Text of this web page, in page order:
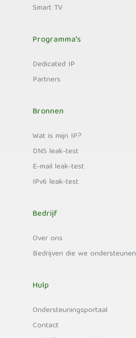
Smart TV
Programma's
Dedicated IP
Partners
Bronnen
Wat is mijn IP?
DNS leak-test
E-mail leak-test
IPv6 leak-test
Bedrijf
Over ons
Bedrijven die we ondersteunen
Hulp
Ondersteuningsportaal
Contact